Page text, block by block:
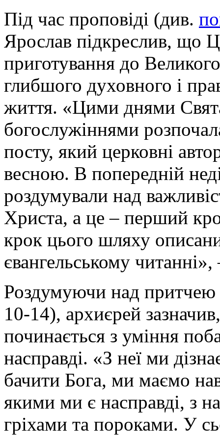
Під час проповіді (див.
Ярослав підкреслив, що
приготування до
глибшого духовного і
життя. «Цими днями
богослужіннями
посту, який церковні
весною. В попередній
роздумували над
Христа, а це – перший
крок цього шляху
євангельському
Роздумуючи над притчею
10-14), архиєрей
починається з уміння
насправді. «З неї ми
бачити Бога, ми маємо
якими ми є насправді, з
гріхами та пороками. У